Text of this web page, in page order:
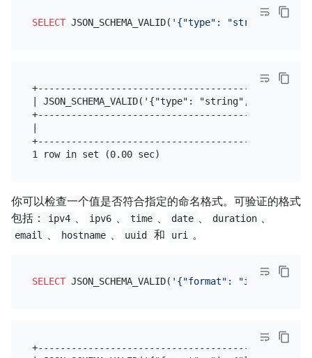
SELECT JSON_SCHEMA_VALID( '{"type": "string",
| JSON_SCHEMA_VALID('{"type": "string",
你可以检查一个值是否符合指定的命名格式。可验证的格式
包括：
ipv4 、 ipv6 、 time 、 date 、 duration 、
email 、 hostname 、 uuid 和 uri 。
SELECT JSON_SCHEMA_VALID( '{"format": "ipv4"}',